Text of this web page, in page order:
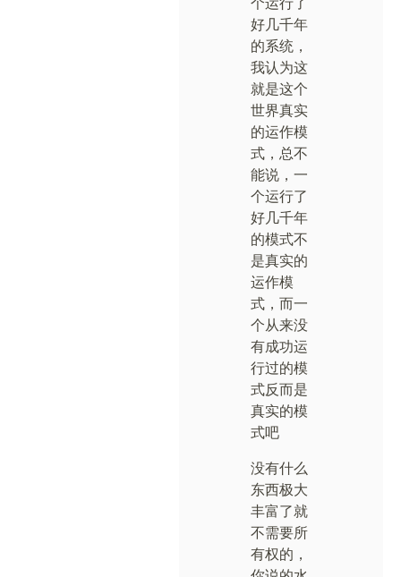
个运行了
好几千年
的系统，
我认为这
就是这个
世界真实
的运作模
式，总不
能说，一
个运行了
好几千年
的模式不
是真实的
运作模
式，而一
个从来没
有成功运
行过的模
式反而是
真实的模
式吧
没有什么
东西极大
丰富了就
不需要所
有权的，